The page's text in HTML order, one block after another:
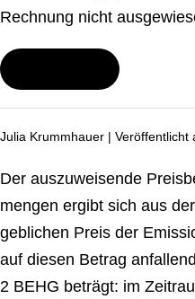
Rechnung nicht
erfahre
ich,
hoch
CO₂-
Ausstoß
meiner
gen­
schaft
ist?
Julia Krummhauer | Ver­öf­fent­licht
Der aus­zu­wei­sen­de
men­gen ergibt sich aus
geb­li­chen Preis der
auf diesen Betrag
2 BEHG beträgt: im